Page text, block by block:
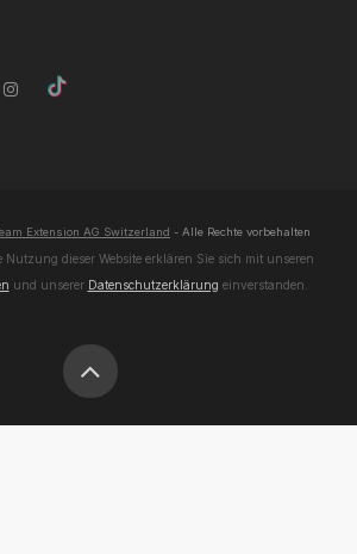
Extension AG Switzerland - Alle Rechte vorbehalten
Nutzung dieser Website erklären Sie sich mit unseren
und unserer Datenschutzerklärung einverstanden.